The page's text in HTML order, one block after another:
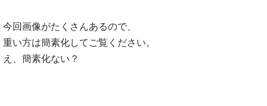
今回画像がたくさんあるので、
重い方は簡素化してご覧ください。
え、簡素化ない？